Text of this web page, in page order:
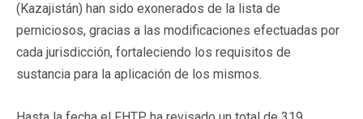
(Kazajistán) han sido exonerados de la lista de
perniciosos, gracias a las modificaciones efectuadas por
cada jurisdicción, fortaleciendo los requisitos de
sustancia para la aplicación de los mismos.